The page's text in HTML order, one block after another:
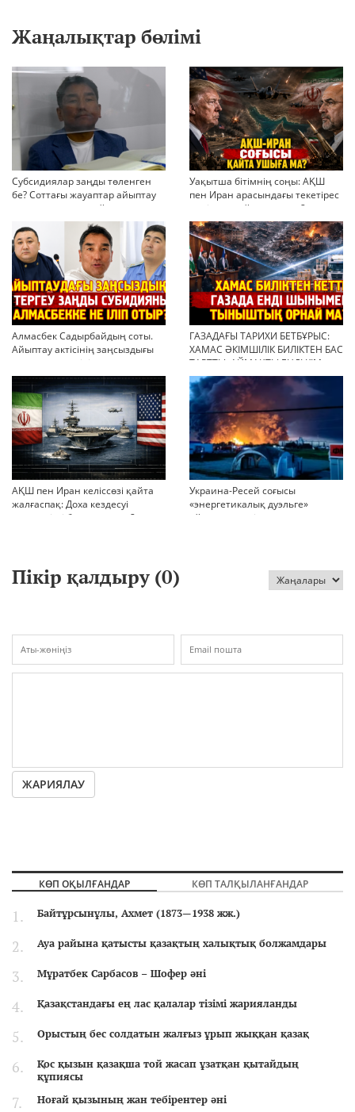
Жаңалықтар бөлімі
Субсидиялар заңды төленген
бе? Соттағы жауаптар айыптау
тұжырымдарын қайта қарауға
негіз бола ала ма?
Уақытша бітімнің соңы: АҚШ
пен Иран арасындағы текетірес
неліктен қайта ушықты?
Алмасбек Садырбайдың соты.
Айыптау актісінің заңсыздығы
мен қолдан өсірілген
миллиондар
ГАЗАДАҒЫ ТАРИХИ БЕТБҰРЫС:
ХАМАС ӘКІМШІЛІК БИЛІКТЕН БАС
ТАРТТЫ. АЙМАҚТЫ ЕНДІ КІМ
БАСҚАРАДЫ?
АҚШ пен Иран келіссөзі қайта
жалғаспақ: Доха кездесуі
шиеленісті бәсеңдете ме?
Украина-Ресей соғысы
«энергетикалық дуэльге»
айналып кетті
Пікір қалдыру (0)
ЖАРИЯЛАУ
КӨП ОҚЫЛҒАНДАР КӨП ТАЛҚЫЛАНҒАНДАР
Байтұрсынұлы, Ахмет (1873—1938 жж.)
Ауа райына қатысты қазақтың халықтық болжамдары
Мұратбек Сарбасов – Шофер әні
Қазақстандағы ең лас қалалар тізімі жарияланды
Орыстың бес солдатын жалғыз ұрып жыққан қазақ
Қос қызын қазақша той жасап ұзатқан қытайдың
құпиясы
Ноғай қызының жан тебірентер әні